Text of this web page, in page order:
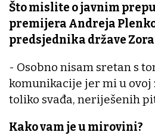
Što mislite o javnim
premijera Andreja
predsjednika države
- Osobno nisam sretan s
komunikacije jer mi u
toliko svađa, neriješenih
Kako vam je u mirovini?